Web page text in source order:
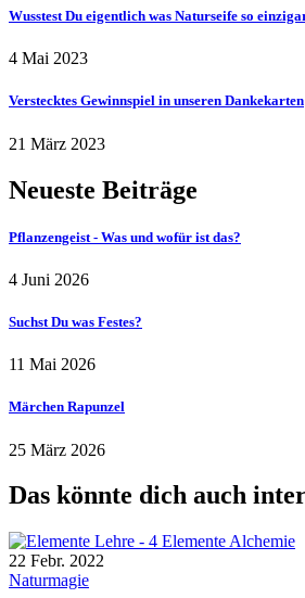
Wusstest Du eigentlich was Naturseife so
4 Mai 2023
Verstecktes Gewinnspiel in unseren Dankekarten
21 März 2023
Neueste Beiträge
Pflanzengeist - Was und wofür ist das?
4 Juni 2026
Suchst Du was Festes?
11 Mai 2026
Märchen Rapunzel
25 März 2026
Das könnte dich auch
22 Febr. 2022
Naturmagie